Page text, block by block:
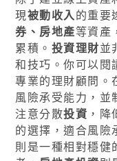
現被動收入的重要
券、房地產等資產
累積。 投資理財並
和技巧。你可以閱
專業的理財顧問。
風險承受能力，並
注意分散投資 ，降
的選擇，適合風險
則是一種相對穩健